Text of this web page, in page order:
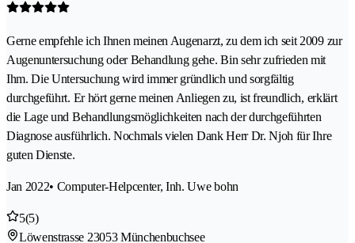
Gerne empfehle ich Ihnen meinen Augenarzt, zu dem ich seit 2009 zur
Augenuntersuchung oder Behandlung gehe. Bin sehr zufrieden mit
Ihm. Die Untersuchung wird immer gründlich und sorgfältig
durchgeführt. Er hört gerne meinen Anliegen zu, ist freundlich, erklärt
die Lage und Behandlungsmöglichkeiten nach der durchgeführten
Diagnose ausführlich. Nochmals vielen Dank Herr Dr. Njoh für Ihre
guten Dienste.
Jan 2022• Computer-Helpcenter, Inh. Uwe bohn
5(5)
Löwenstrasse 23053 Münchenbuchsee